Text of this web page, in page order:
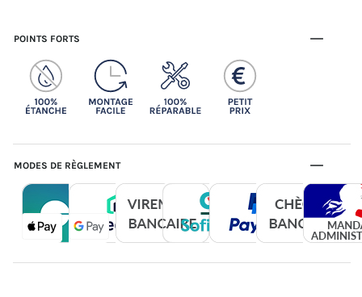
POINTS FORTS
MODES DE RÈGLEMENT